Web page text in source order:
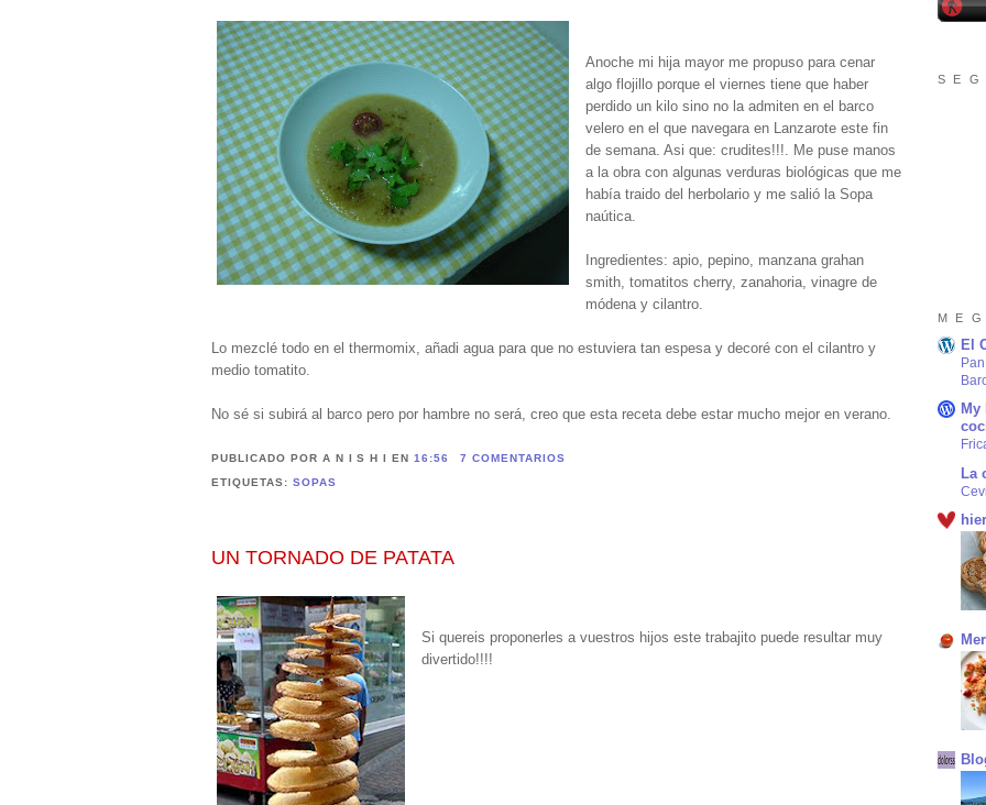
Anoche mi hija mayor me propuso para cenar
algo flojillo porque el viernes tiene que haber
perdido un kilo sino no la admiten en el barco
velero en el que navegara en Lanzarote este fin
de semana. Asi que: crudites!!!. Me puse manos
a la obra con algunas verduras biológicas que me
había traido del herbolario y me salió la Sopa
naútica.
Ingredientes: apio, pepino, manzana grahan
smith, tomatitos cherry, zanahoria, vinagre de
módena y cilantro.
Lo mezclé todo en el thermomix, añadi agua para que no estuviera tan espesa y decoré con el cilantro y
medio tomatito.
No sé si subirá al barco pero por hambre no será, creo que esta receta debe estar mucho mejor en verano.
PUBLICADO POR A N I S H IEN16:56 7 COMENTARIOS
ETIQUETAS: SOPAS
UN TORNADO DE PATATA
Si quereis proponerles a vuestros hijos este trabajito puede resultar muy
divertido!!!!
S E G
M E G
El
La